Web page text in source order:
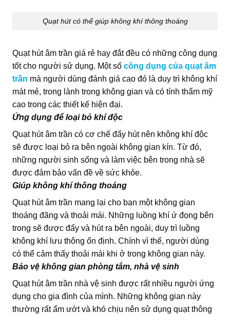
Quạt hút có thể giúp không khí thông thoáng
Quạt hút âm trần giá rẻ hay đắt đều có những công dụng
tốt cho người sử dụng. Một số công dụng của quạt âm
trần mà người dùng đánh giá cao đó là duy trì không khí
mát mẻ, trong lành trong không gian và có tính thẩm mỹ
cao trong các thiết kế hiện đại.
Ứng dụng để loại bỏ khí độc
Quạt hút âm trần có cơ chế đẩy hút nên không khí độc
sẽ được loại bỏ ra bên ngoài không gian kín. Từ đó,
những người sinh sống và làm việc bên trong nhà sẽ
được đảm bảo vấn đề về sức khỏe.
Giúp không khí thông thoáng
Quạt hút âm trần mang lại cho bạn một không gian
thoáng đãng và thoải mái. Những luồng khí ứ đọng bên
trong sẽ được đẩy và hút ra bên ngoài, duy trì luồng
không khí lưu thông ổn định. Chính vì thế, người dùng
có thể cảm thấy thoải mái khi ở trong không gian này.
Bảo vệ không gian phòng tắm, nhà vệ sinh
Quạt hút âm trần nhà vệ sinh được rất nhiều người ứng
dụng cho gia đình của mình. Những không gian này
thường rất ẩm ướt và khó chịu nên sử dụng quạt thông